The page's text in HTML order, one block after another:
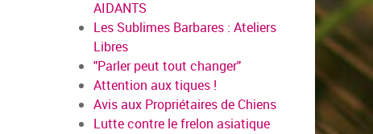
AIDANTS
Les Sublimes Barbares : Ateliers
Libres
"Parler peut tout changer"
Attention aux tiques !
Avis aux Propriétaires de Chiens
Lutte contre le frelon asiatique